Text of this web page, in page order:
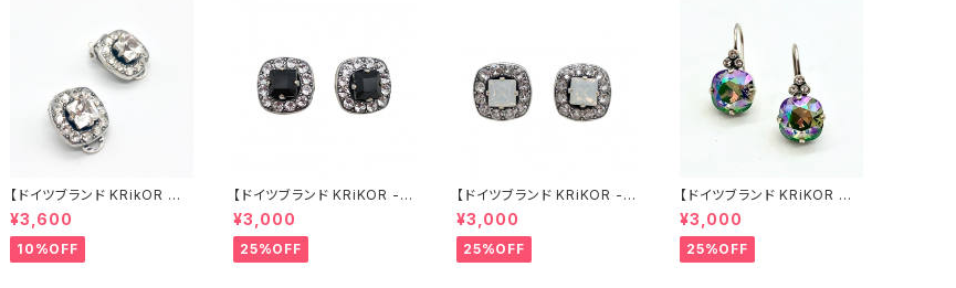
【ドイツブランド KRikOR イ
ヤリング - パヴェ 】クリアカラ
ー 透明 & グレークリスタル
ビジュー スクエア レトロ オシ
ャレ アンティーク調 華やか キ
¥3,600
10%OFF
【ドイツブランド KRiKOR -
ピアス 】ブラック & クリア 透
明 クリスタル スタッド パヴェ
スクエア ビジュー おしゃれ
華やか 上品 大人 シック シル
¥3,000
25%OFF
【ドイツブランド KRiKOR -
ピアス 】ホワイトオパールカラ
ー & クリア 透明 クリスタル
スタッド パヴェ スクエア ビジ
ュー おしゃれ 華やか 上品 大
¥3,000
25%OFF
【ドイツブランド KRiKOR ピ
アス - オーロラ 】玉虫色 クリ
スタル レトロ ビジュー 華奢
おしゃれ 個性的 シック アンテ
ィーク調 フックピアス ギフト
¥3,000
25%OFF